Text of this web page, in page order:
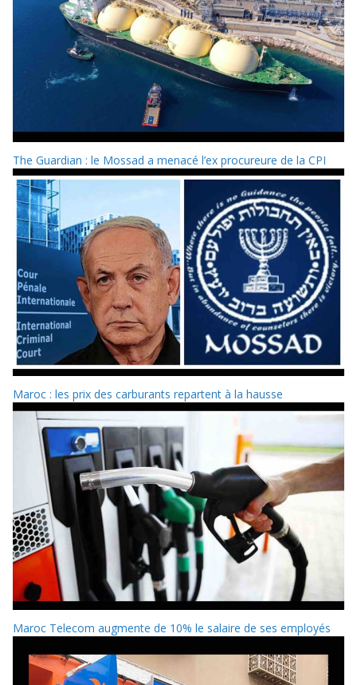
The Guardian : le Mossad a menacé l’ex procureure de la CPI
Maroc : les prix des carburants repartent à la hausse
Maroc Telecom augmente de 10% le salaire de ses employés